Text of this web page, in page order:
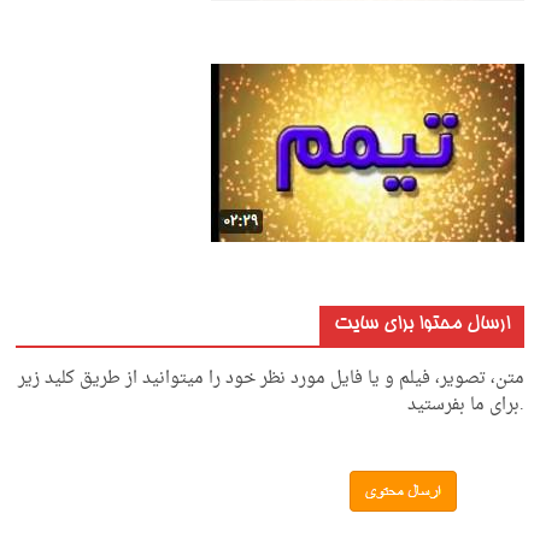
ارسال محتوا برای سایت
متن، تصویر، فیلم و یا فایل مورد نظر خود را میتوانید از طریق کلید زیر
.برای ما بفرستید